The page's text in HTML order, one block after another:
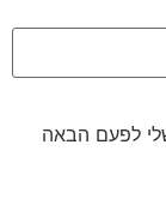
לפעם הבאה